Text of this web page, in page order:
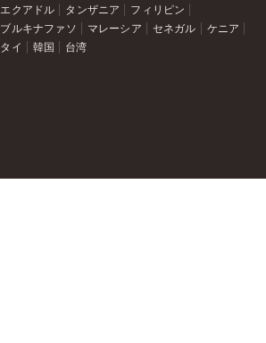
エクアドル
タンザニア
フィリピン
ブルキナファソ
マレーシア セネガル
ケニア
タイ
韓国 台湾